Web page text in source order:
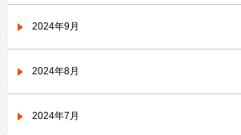
2024年9月
2024年8月
2024年7月